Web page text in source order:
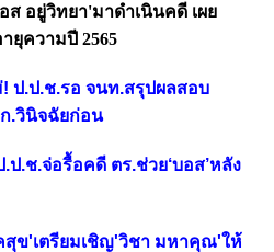
ส อยู่วิทยา'มาดำเนินคดี เผย
ยุความปี 2565
ป.ป.ช.รอ จนท.สรุปผลสอบ
.วินิจฉัยก่อน
ป.ช.จ่อรื้อคดี ตร.ช่วย‘บอส’หลัง
สุข'เตรียมเชิญ'วิชา มหาคุณ'ให้